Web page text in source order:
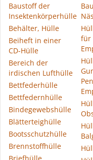
Baustoff der
Insektenkörperhülle
Behälter, Hülle
Beiheft in einer
CD-Hülle
Bereich der
irdischen Lufthülle
Bettfederhülle
Bettfedernhülle
Bindegewebshülle
Blätterteighülle
Bootsschutzhülle
Brennstoffhülle
für